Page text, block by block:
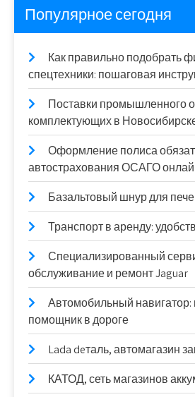
Популярное сегодня
Как правильно подобрать
спецтехники: пошаговая
Поставки промышленного
комплектующих в
Оформление полиса
автострахования ОСАГО
Базальтовый шнур для
Транспорт в аренду:
Специализированный
обслуживание и ремонт Jaguar
Автомобильный
помощник в дороге
Lada deталь, автомагазин
КАТОД, сеть магазинов